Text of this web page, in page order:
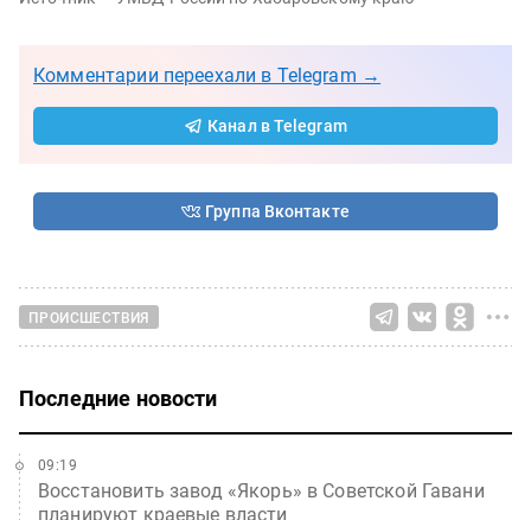
Комментарии переехали в Telegram →
Канал в Telegram
Группа Вконтакте
ПРОИСШЕСТВИЯ
Последние новости
Восстановить завод «Якорь» в Советской Гавани
планируют краевые власти
09:19